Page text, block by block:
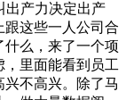
出产力决定出产
跟这些一人公司合
么，来了一个项
，里面能看到员工
不高兴。除了马